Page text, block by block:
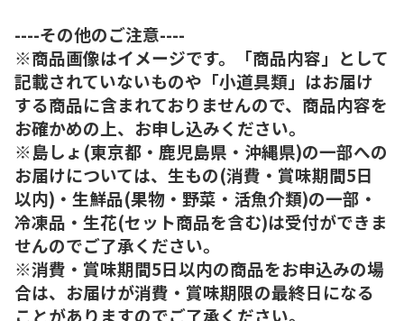
----その他のご注意----
※商品画像はイメージです。「商品内容」として
記載されていないものや「小道具類」はお届け
する商品に含まれておりませんので、商品内容を
お確かめの上、お申し込みください。
※島しょ(東京都・鹿児島県・沖縄県)の一部への
お届けについては、生もの(消費・賞味期間5日
以内)・生鮮品(果物・野菜・活魚介類)の一部・
冷凍品・生花(セット商品を含む)は受付ができま
せんのでご了承ください。
※消費・賞味期間5日以内の商品をお申込みの場
合は、お届けが消費・賞味期限の最終日になる
ことがありますのでご了承ください。